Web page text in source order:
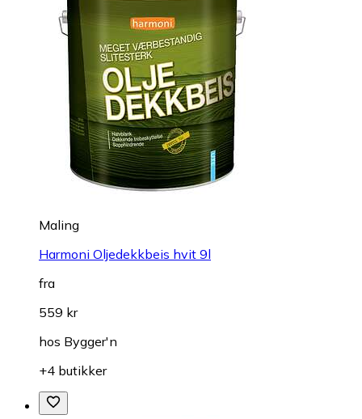
Maling
Harmoni Oljedekkbeis hvit 9l
fra
559 kr
hos Bygger'n
+4 butikker